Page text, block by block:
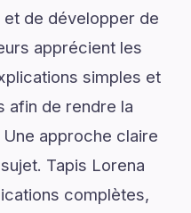
de développer de
apprécient les
simples et
afin de rendre la
approche claire
Tapis Lorena
complètes,